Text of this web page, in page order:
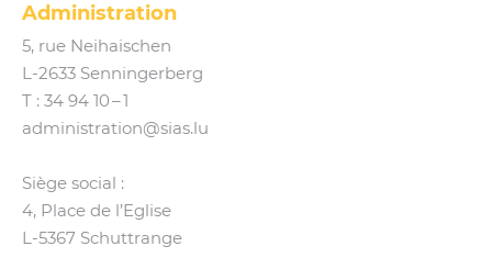
Administration
5, rue Neihaischen
L‑2633 Senningerberg
T : 34 94 10 – 1
administration@​sias.​lu
Siège social :
4, Place de l’Eglise
L‑5367 Schuttrange